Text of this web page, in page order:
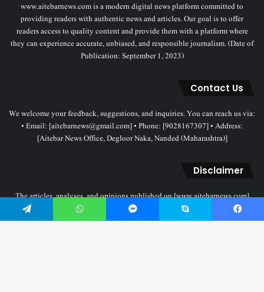
www.aitebarnews.com is a modern digital news platform committed to
providing readers with authentic news and articles. Our goal is to offer
readers access to quality content and provide them with a platform where
they can experience accurate, unbiased, and responsible journalism. (Date of
Publication: September 1, 2023)
Contact Us
We welcome your feedback, suggestions, and inquiries. You can reach us via:
• Email: [aitebarnews@gmail.com] • Phone: [9028167307] • Address:
[Aitebar News Office, Degloor Naka, Nanded (Maharashtra)]
Disclaimer
The articles, analyses, and opinions published on [www.aitebarnews.com]
solely represent the personal views and opinions of the authors. These views
do not necessarily reflect the stance of the Aitebar News management. Any
Facebook
Skype
Messenger
WhatsApp
Telegram